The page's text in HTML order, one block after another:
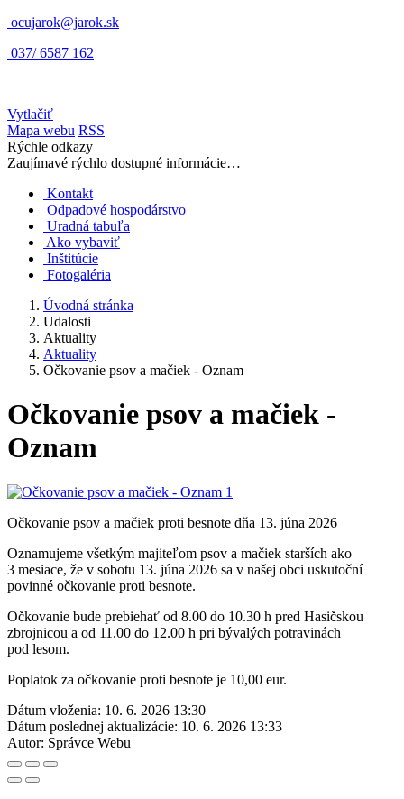
ocujarok@jarok.sk
037/ 6587 162
Vytlačiť
Mapa webu RSS
Rýchle odkazy
Zaujímavé rýchlo dostupné informácie…
Kontakt
Odpadové hospodárstvo
Uradná tabuľa
Ako vybaviť
Inštitúcie
Fotogaléria
Úvodná stránka
Udalosti
Aktuality
Aktuality
Očkovanie psov a mačiek - Oznam
Očkovanie psov a mačiek -
Oznam
Očkovanie psov a mačiek proti besnote dňa 13. júna 2026
Oznamujeme všetkým majiteľom psov a mačiek starších ako
3 mesiace, že v sobotu 13. júna 2026 sa v našej obci uskutoční
povinné očkovanie proti besnote.
Očkovanie bude prebiehať od 8.00 do 10.30 h pred Hasičskou
zbrojnicou a od 11.00 do 12.00 h pri bývalých potravinách
pod lesom.
Poplatok za očkovanie proti besnote je 10,00 eur.
Dátum vloženia: 10. 6. 2026 13:30
Dátum poslednej aktualizácie: 10. 6. 2026 13:33
Autor: Správce Webu